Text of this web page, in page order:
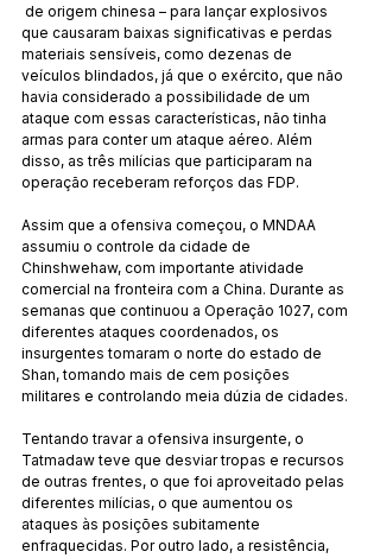
de origem chinesa – para lançar explosivos
que causaram baixas significativas e perdas
materiais sensíveis, como dezenas de
veículos blindados, já que o exército, que não
havia considerado a possibilidade de um
ataque com essas características, não tinha
armas para conter um ataque aéreo. Além
disso, as três milícias que participaram na
operação receberam reforços das FDP.
Assim que a ofensiva começou, o MNDAA
assumiu o controle da cidade de
Chinshwehaw, com importante atividade
comercial na fronteira com a China. Durante as
semanas que continuou a Operação 1027, com
diferentes ataques coordenados, os
insurgentes tomaram o norte do estado de
Shan, tomando mais de cem posições
militares e controlando meia dúzia de cidades.
Tentando travar a ofensiva insurgente, o
Tatmadaw teve que desviar tropas e recursos
de outras frentes, o que foi aproveitado pelas
diferentes milícias, o que aumentou os
ataques às posições subitamente
enfraquecidas. Por outro lado, a resistência,